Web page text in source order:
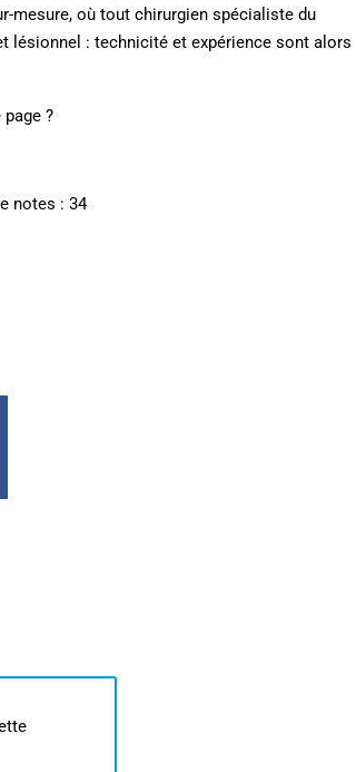
mesure, où tout chirurgien spécialiste du
lésionnel : technicité et expérience sont alors
?
notes : 34